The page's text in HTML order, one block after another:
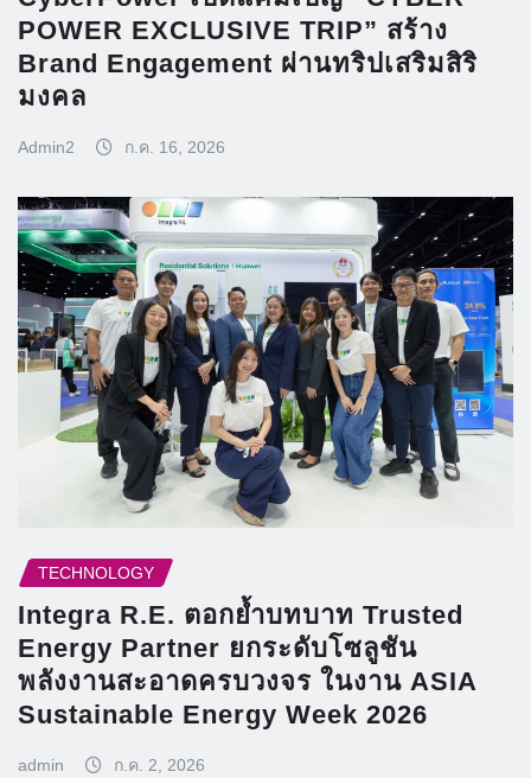
POWER EXCLUSIVE TRIP” สร้าง
Brand Engagement ผ่านทริปเสริมสิริ
มงคล
Admin2 ก.ค. 16, 2026
TECHNOLOGY
Integra R.E. ตอกย้ำบทบาท Trusted
Energy Partner ยกระดับโซลูชัน
พลังงานสะอาดครบวงจร ในงาน ASIA
Sustainable Energy Week 2026
admin ก.ค. 2, 2026